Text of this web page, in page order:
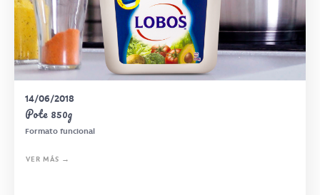
14/06/2018
Pote 850g
Formato funcional
VER MÁS →